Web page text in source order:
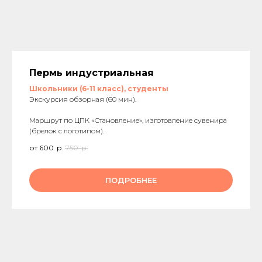
Пермь индустриальная
Школьники (6-11 класс), студенты
Экскурсия обзорная (60 мин).
Маршрут по ЦПК «Становление», изготовление сувенира
(брелок с логотипом).
от 600 р. 750 р.
ПОДРОБНЕЕ